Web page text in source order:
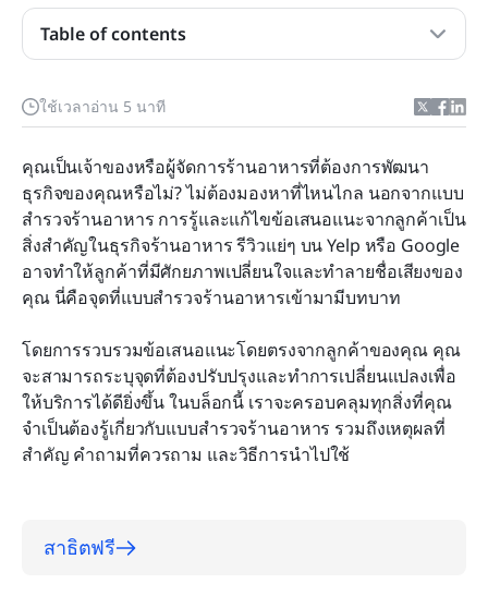
ใช้เวลาอ่าน 5 นาที
คุณเป็นเจ้าของหรือผู้จัดการร้านอาหารที่ต้องการพัฒนา
ธุรกิจของคุณหรือไม่? ไม่ต้องมองหาที่ไหนไกล นอกจากแบบ
สำรวจร้านอาหาร การรู้และแก้ไขข้อเสนอแนะจากลูกค้าเป็น
สิ่งสำคัญในธุรกิจร้านอาหาร รีวิวแย่ๆ บน Yelp หรือ Google
อาจทำให้ลูกค้าที่มีศักยภาพเปลี่ยนใจและทำลายชื่อเสียงของ
คุณ นี่คือจุดที่แบบสำรวจร้านอาหารเข้ามามีบทบาท
โดยการรวบรวมข้อเสนอแนะโดยตรงจากลูกค้าของคุณ คุณ
จะสามารถระบุจุดที่ต้องปรับปรุงและทำการเปลี่ยนแปลงเพื่อ
ให้บริการได้ดียิ่งขึ้น ในบล็อกนี้ เราจะครอบคลุมทุกสิ่งที่คุณ
จำเป็นต้องรู้เกี่ยวกับแบบสำรวจร้านอาหาร รวมถึงเหตุผลที่
สำคัญ คำถามที่ควรถาม และวิธีการนำไปใช้
สาธิตฟรี
Table of contents
อาหาร (หรือแบบสำรวจร้านอาหารประเภทใดก็ได้)
1. สร้างแบบฟอร์มสำรวจ
2. แจกจ่ายแบบสำรวจของคุณทั้งในร้านและทาง
ออนไลน์
3. วิเคราะห์ผลการสำรวจของคุณในรูปแบบภาพ
4. ปิดวงจรของข้อเสนอแนะโดยการนำการ
เปลี่ยนแปลงไปใช้
คำถามที่ควรถามในการสำรวจร้านอาหาร